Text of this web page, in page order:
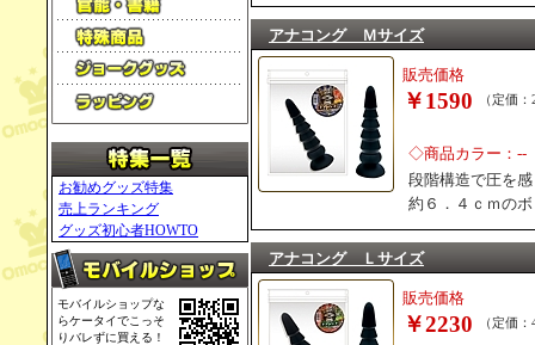
お勧めグッズ特集
売上ランキング
グッズ初心者HOWTO
モバイルショップな
らケータイでこっそ
りバレずに買える！
アナコング Ｍサイズ
販売価格
￥1590 （定価
◇商品カラー：--
段階構造で圧を
約６．４ｃｍの
アナコング Ｌサイズ
販売価格
￥2230 （定価